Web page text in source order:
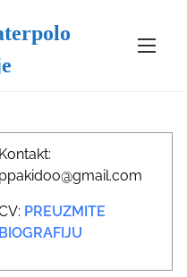
Kontakt:
ppakidoo@gmail.com
PREUZMITE
BIOGRAFIJU